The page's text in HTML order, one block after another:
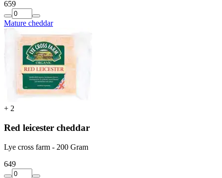
659
Mature cheddar
+ 2
Red leicester cheddar
Lye cross farm - 200 Gram
649